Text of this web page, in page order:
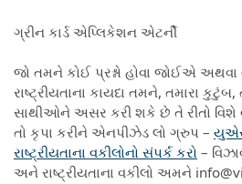
ગ્રીન કાર્ડ એપ્લિકેશન એટર્ની
જો તમને કોઈ પ્રશ્નો હોવા જોઈએ
રાષ્ટ્રીયતાના કાયદા તમને, તમારા કુટુંબ,
સાથીઓને અસર કરી શકે છે તે રીતો વિશે
તો કૃપા કરીને એનપીઝેડ લો ગ્રુપ –
રાષ્ટ્રીયતાના વકીલોનો સંપર્ક કરો –
અને રાષ્ટ્રીયતાના વકીલો અમને